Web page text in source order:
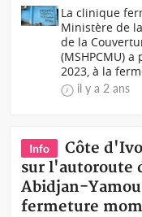
La clinique
Ministère de
de la
(MSHPCMU)
2023, à la
il y a 2 ans
Info
Côte
sur l'autoroute
Abidjan-
fermeture